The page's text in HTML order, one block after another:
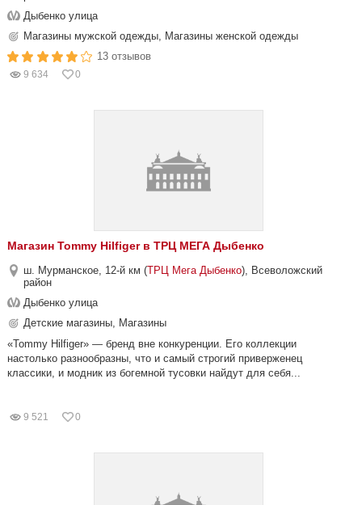
Дыбенко улица
Магазины мужской одежды, Магазины женской одежды
13 отзывов
9 634 0
Магазин Tommy Hilfiger в ТРЦ МЕГА Дыбенко
ш. Мурманское, 12-й км (ТРЦ Мега Дыбенко), Всеволожский
район
Дыбенко улица
Детские магазины, Магазины
«Tommy Hilfiger» — бренд вне конкуренции. Его коллекции
настолько разнообразны, что и самый строгий приверженец
классики, и модник из богемной тусовки найдут для себя...
9 521 0